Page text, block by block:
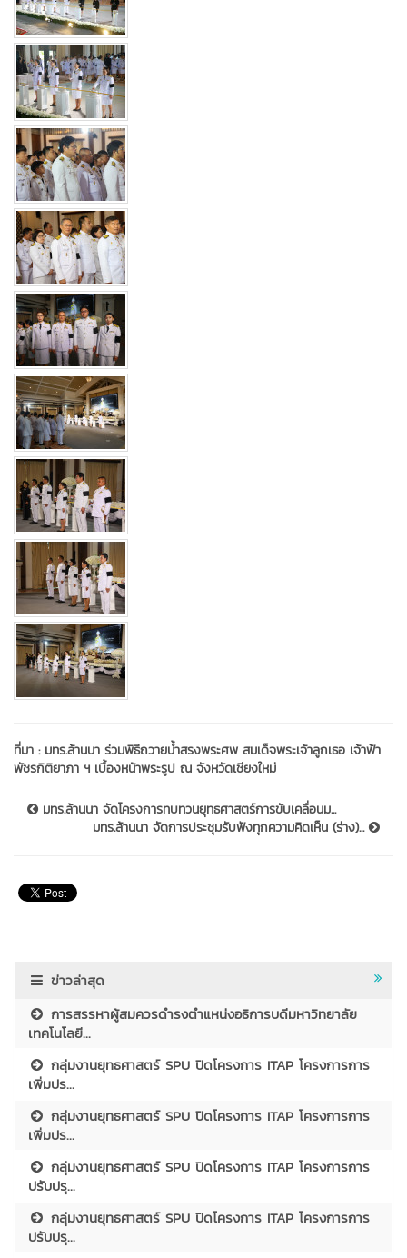
ที่มา : มทร.ล้านนา ร่วมพิธีถวายน้ำสรงพระศพ สมเด็จพระเจ้าลูกเธอ เจ้าฟ้า
พัชรกิติยาภา ฯ เบื้องหน้าพระรูป ณ จังหวัดเชียงใหม่
มทร.ล้านนา จัดโครงการทบทวนยุทธศาสตร์การขับเคลื่อนม...
มทร.ล้านนา จัดการประชุมรับฟังทุกความคิดเห็น (ร่าง)...
ข่าวล่าสุด
การสรรหาผู้สมควรดำรงตำแหน่งอธิการบดีมหาวิทยาลัย
เทคโนโลยี...
กลุ่มงานยุทธศาสตร์ SPU ปิดโครงการ ITAP โครงการการ
เพิ่มปร...
กลุ่มงานยุทธศาสตร์ SPU ปิดโครงการ ITAP โครงการการ
เพิ่มปร...
กลุ่มงานยุทธศาสตร์ SPU ปิดโครงการ ITAP โครงการการ
ปรับปรุ...
กลุ่มงานยุทธศาสตร์ SPU ปิดโครงการ ITAP โครงการการ
ปรับปรุ...